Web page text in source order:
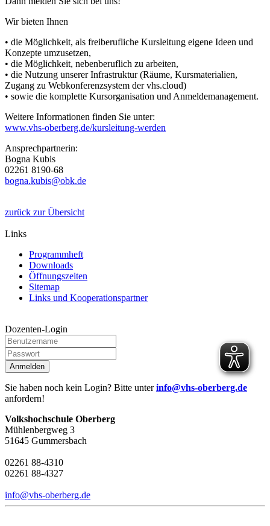
Wir bieten Ihnen
• die Möglichkeit, als freiberufliche Kursleitung eigene Ideen und
Konzepte umzusetzen,
• die Möglichkeit, nebenberuflich zu arbeiten,
• die Nutzung unserer Infrastruktur (Räume, Kursmaterialien,
Zugang zu Webkonferenzsystem der vhs.cloud)
• sowie die komplette Kursorganisation und Anmeldemanagement.
Weitere Informationen finden Sie unter:
www.vhs-oberberg.de/kursleitung-werden
Ansprechpartnerin:
Bogna Kubis
02261 8190-68
bogna.kubis@obk.de
zurück zur Übersicht
Links
Programmheft
Downloads
Öffnungszeiten
Sitemap
Links und Kooperationspartner
Dozenten-Login
Anmelden
Sie haben noch kein Login? Bitte unterinfo@vhs-oberberg.de
anfordern!
Volkshochschule Oberberg
Mühlenbergweg 3
51645 Gummersbach
02261 88-4310
02261 88-4327
info@vhs-oberberg.de